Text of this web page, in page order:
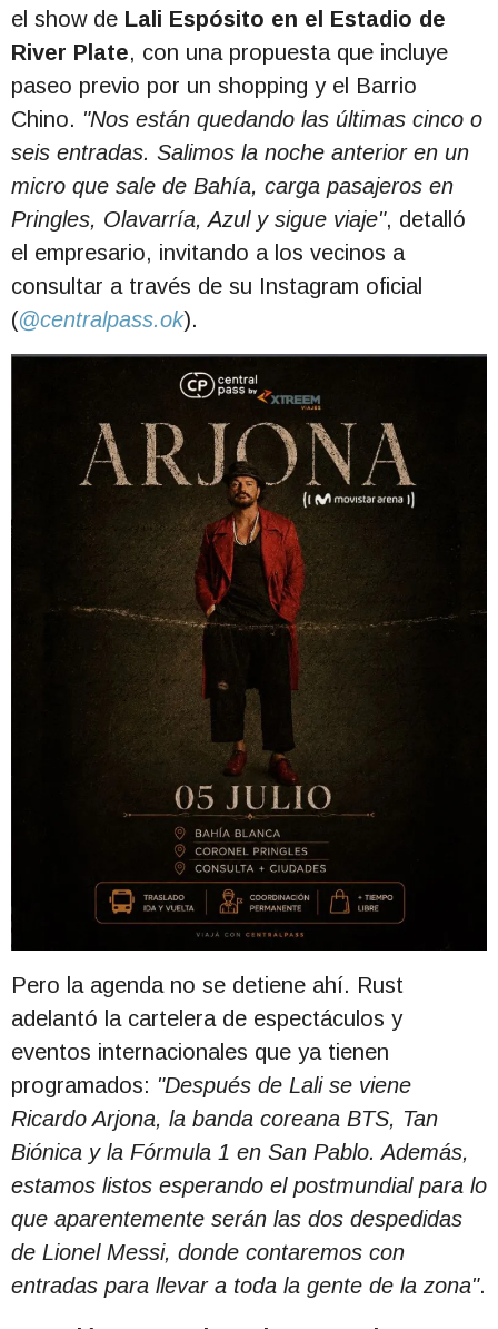
el show de Lali Espósito en el Estadio de
River Plate, con una propuesta que incluye
paseo previo por un shopping y el Barrio
Chino. "Nos están quedando las últimas cinco o
seis entradas. Salimos la noche anterior en un
micro que sale de Bahía, carga pasajeros en
Pringles, Olavarría, Azul y sigue viaje", detalló
el empresario, invitando a los vecinos a
consultar a través de su Instagram oficial
(@centralpass.ok).
Pero la agenda no se detiene ahí. Rust
adelantó la cartelera de espectáculos y
eventos internacionales que ya tienen
programados: "Después de Lali se viene
Ricardo Arjona, la banda coreana BTS, Tan
Biónica y la Fórmula 1 en San Pablo. Además,
estamos listos esperando el postmundial para lo
que aparentemente serán las dos despedidas
de Lionel Messi, donde contaremos con
entradas para llevar a toda la gente de la zona".